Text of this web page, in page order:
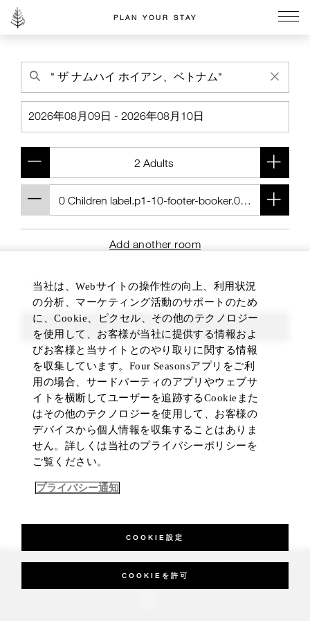
PLAN YOUR STAY
Add another room
FIND ROOMS
_Four Seasons Hotels Limited 1997-2026. All Rights Reserved.
当社は、Webサイトの操作性の向上、利用状況
の分析、マーケティング活動のサポートのため
に、Cookie、ピクセル、その他のテクノロジー
を使用して、お客様が当社に提供する情報およ
びお客様と当サイトとのやり取りに関する情報
を収集しています。Four Seasonsアプリをご利
用の場合、サードパーティのアプリやウェブサ
イトを横断してユーザーを追跡するCookieまた
はその他のテクノロジーを使用して、お客様の
デバイスから個人情報を収集することはありま
せん。詳しくは当社のプライバシーポリシーを
ご覧ください。
プライバシー通知
COOKIE設定
COOKIEを許可